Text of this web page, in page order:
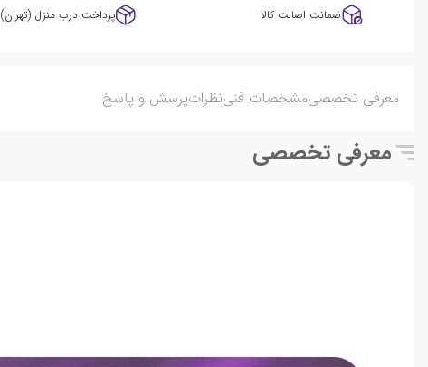
ضمانت اصالت کالا پرداخت درب منزل (تهران)
معرفی تخصصیمشخصات فنینظراتپرسش و پاسخ
معرفی تخصصی